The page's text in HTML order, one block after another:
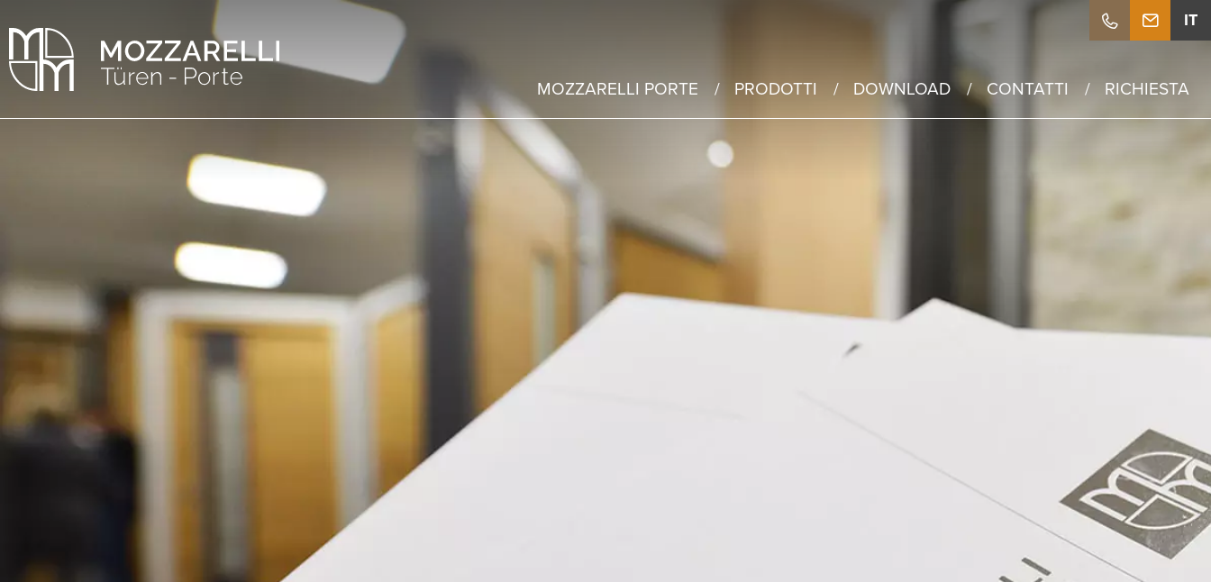
IT
MOZZARELLI PORTE PRODOTTI DOWNLOAD CONTATTI RICHIESTA